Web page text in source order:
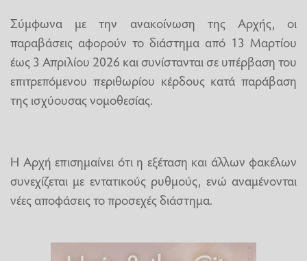
Σύμφωνα με την ανακοίνωση της Αρχής, οι
παραβάσεις αφορούν το διάστημα από 13 Μαρτίου
έως 3 Απριλίου 2026 και συνίστανται σε υπέρβαση του
επιτρεπόμενου περιθωρίου κέρδους κατά παράβαση
της ισχύουσας νομοθεσίας.
Η Αρχή επισημαίνει ότι η εξέταση και άλλων φακέλων
συνεχίζεται με εντατικούς ρυθμούς, ενώ αναμένονται
νέες αποφάσεις το προσεχές διάστημα.